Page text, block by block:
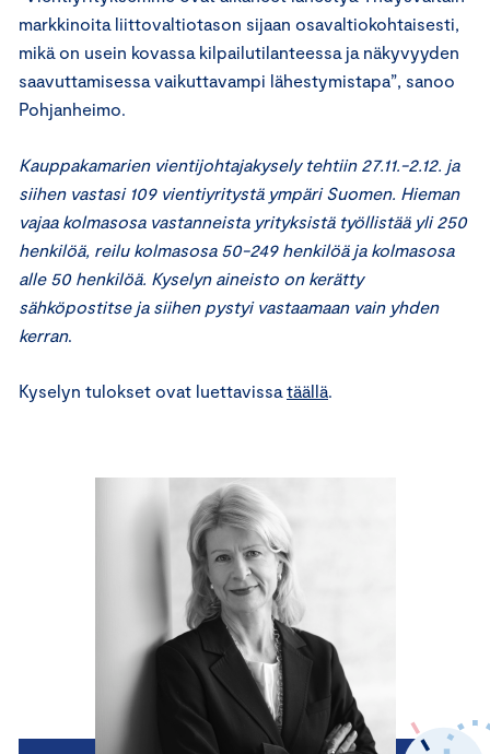
markkinoita liittovaltiotason sijaan osavaltiokohtaisesti,
mikä on usein kovassa kilpailutilanteessa ja näkyvyyden
saavuttamisessa vaikuttavampi lähestymistapa”, sanoo
Pohjanheimo.
Kauppakamarien vientijohtajakysely tehtiin 27.11.-2.12. ja
siihen vastasi 109 vientiyritystä ympäri Suomen. Hieman
vajaa kolmasosa vastanneista yrityksistä työllistää yli 250
henkilöä, reilu kolmasosa 50-249 henkilöä ja kolmasosa
alle 50 henkilöä. Kyselyn aineisto on kerätty
sähköpostitse ja siihen pystyi vastaamaan vain yhden
kerran.
Kyselyn tulokset ovat luettavissa täällä.